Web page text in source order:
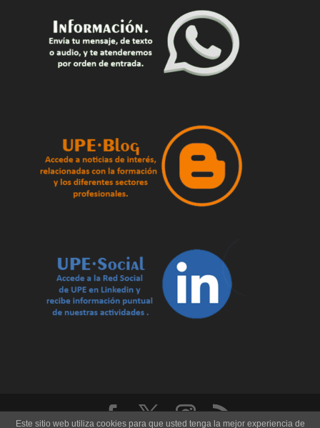
Este sitio web utiliza cookies para que usted tenga la mejor experiencia de